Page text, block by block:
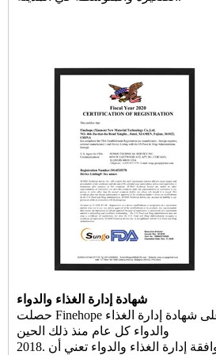
شهادة إدارة الغذاء والدواء
حصلت Finehope على شهادة إدارة الغذاء
والدواء كل عام منذ ذلك الحين
2018. موافقة إدارة الغذاء والدواء تعني أن